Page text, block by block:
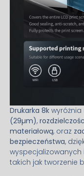
Drukarka 8k wyróżnia
(29µm),
materiałową, oraz
bezpieczeństwa,
takich jak tworzenie